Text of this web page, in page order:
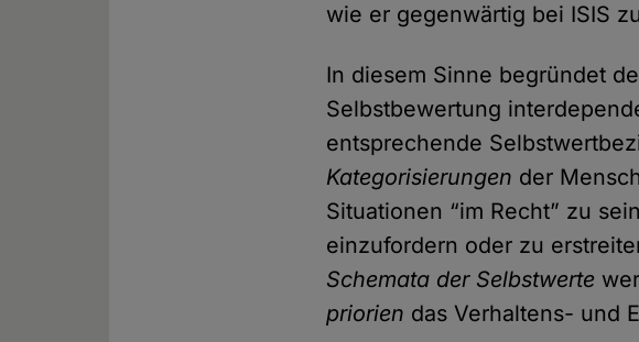
wie er gegenwärtig bei ISIS
In diesem Sinne begründet
Selbstbewertung
entsprechende
Kategorisierungen der
Situationen “im Recht” zu
einzufordern oder zu
Schemata der Selbstwerte
priorien das Verhaltens- und